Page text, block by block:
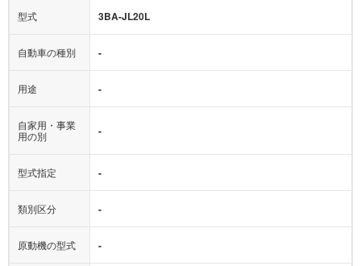
型式 3BA-JL20L
自動車の種別 -
用途 -
自家用・事業
用の別
-
型式指定 -
類別区分 -
原動機の型式 -